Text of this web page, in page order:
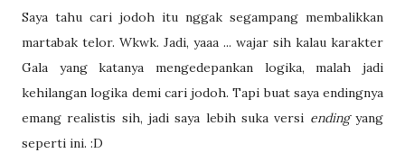
Saya tahu cari jodoh itu nggak segampang membalikkan
martabak telor. Wkwk. Jadi, yaaa ... wajar sih kalau karakter
Gala yang katanya mengedepankan logika, malah jadi
kehilangan logika demi cari jodoh. Tapi buat saya endingnya
emang realistis sih, jadi saya lebih suka versi endingyang
seperti ini. :D